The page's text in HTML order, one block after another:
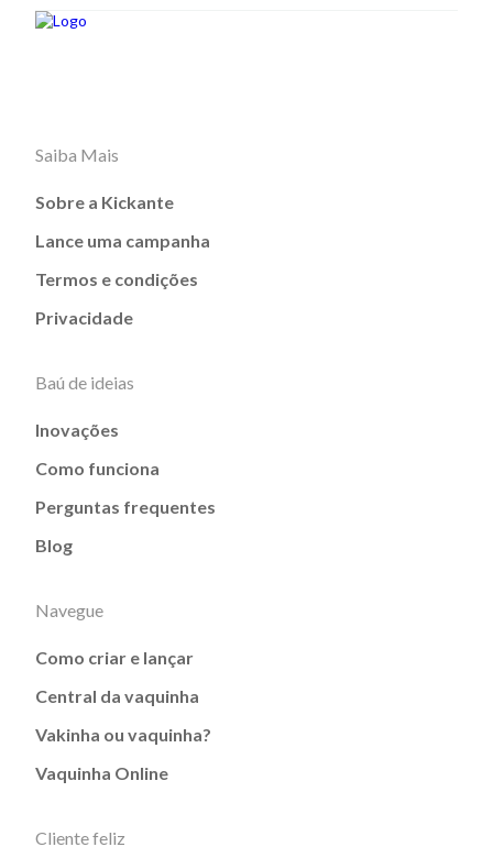
Saiba Mais
Sobre a Kickante
Lance uma campanha
Termos e condições
Privacidade
Baú de ideias
Inovações
Como funciona
Perguntas frequentes
Blog
Navegue
Como criar e lançar
Central da vaquinha
Vakinha ou vaquinha?
Vaquinha Online
Cliente feliz